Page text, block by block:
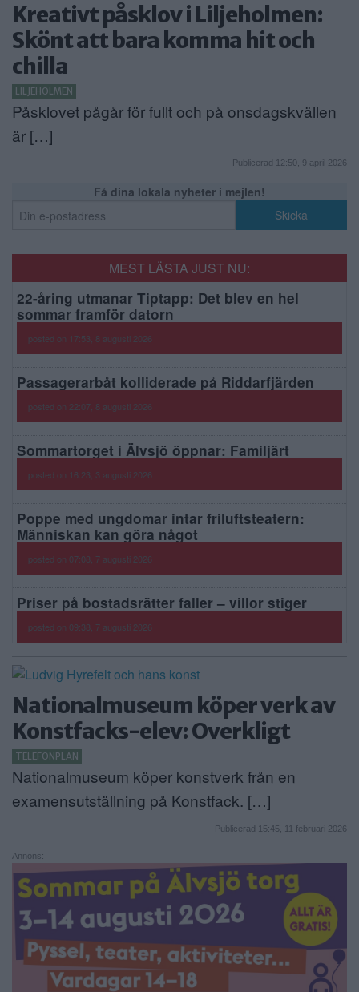
Kreativt påsklov i Liljeholmen:
Skönt att bara komma hit och
chilla
LILJEHOLMEN
Påsklovet pågår för fullt och på onsdagskvällen
är […]
Publicerad 12:50, 9 april 2026
Få dina lokala nyheter i mejlen!
MEST LÄSTA JUST NU:
22-åring utmanar Tiptapp: Det blev en hel
sommar framför datorn
posted on 17:53, 8 augusti 2026
Passagerarbåt kolliderade på Riddarfjärden
posted on 22:07, 8 augusti 2026
Sommartorget i Älvsjö öppnar: Familjärt
posted on 16:23, 3 augusti 2026
Poppe med ungdomar intar friluftsteatern:
Människan kan göra något
posted on 07:08, 7 augusti 2026
Priser på bostadsrätter faller – villor stiger
posted on 09:38, 7 augusti 2026
Nationalmuseum köper verk av
Konstfacks-elev: Overkligt
TELEFONPLAN
Nationalmuseum köper konstverk från en
examensutställning på Konstfack. […]
Publicerad 15:45, 11 februari 2026
Annons: